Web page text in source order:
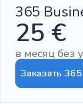
365
25 €
в месяц без
Заказать